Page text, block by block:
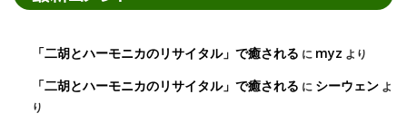
「二胡とハーモニカのリサイタル」で癒される に myz より
「二胡とハーモニカのリサイタル」で癒される に シーウェン よ
り